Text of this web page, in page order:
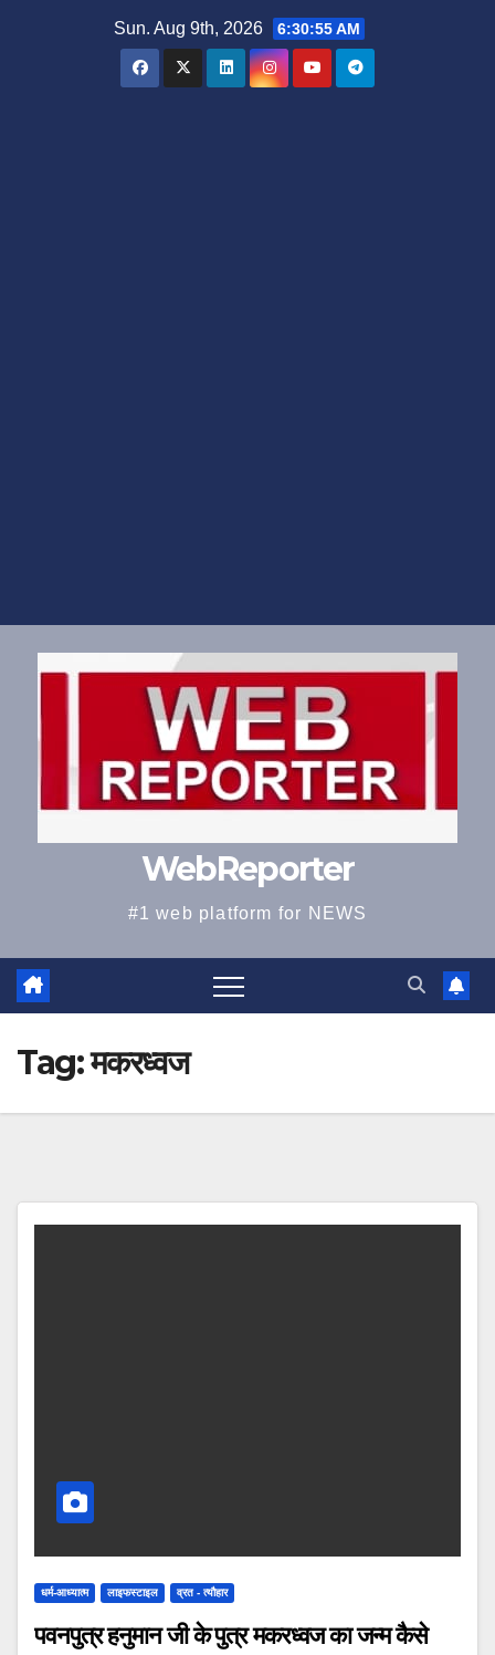
Sun. Aug 9th, 2026 6:30:55 AM
WebReporter
#1 web platform for NEWS
Tag:मकरध्वज
धर्म-आध्यात्म लाइफस्टाइल व्रत - त्यौहार
पवनपुत्र हनुमान जी के पुत्र मकरध्वज का जन्म कैसे